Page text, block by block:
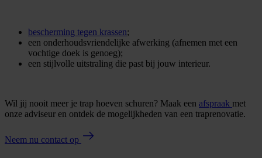
bescherming tegen krassen;
een onderhoudsvriendelijke afwerking (afnemen met een
vochtige doek is genoeg);
een stijlvolle uitstraling die past bij jouw interieur.
Wil jij nooit meer je trap hoeven schuren? Maak een afspraak met
onze adviseur en ontdek de mogelijkheden van een traprenovatie.
Neem nu contact op